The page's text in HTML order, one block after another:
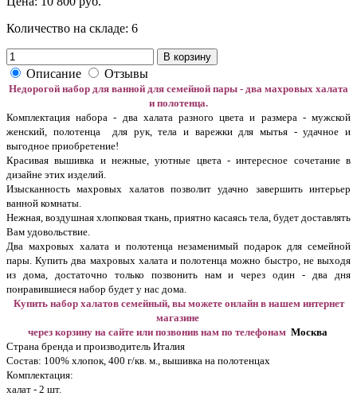
Количество на складе: 6
В корзину
Описание Отзывы
Недорогой набор для ванной для семейной пары - два махровых халата
и полотенца.
Комплектация набора - два халата разного цвета и размера - мужской
женский, полотенца для рук, тела и варежки для мытья - удачное и
выгодное приобретение!
Красивая вышивка и нежные, уютные цвета - интересное сочетание в
дизайне этих изделий.
Изысканность махровых халатов позволит удачно завершить интерьер
ванной комнаты.
Нежная, воздушная хлопковая ткань, приятно касаясь тела, будет доставлять
Вам удовольствие.
Два махровых халата и полотенца незаменимый подарок для семейной
пары. Купить два махровых халата и полотенца можно быстро, не выходя
из дома, достаточно только позвонить нам и через один - два дня
понравившиеся набор будет у нас дома.
Купить набор халатов семейный, вы можете онлайн в нашем интернет
магазине
через корзину на сайте или позвонив нам по телефонам Москва
Страна бренда и производитель Италия
Состав: 100% хлопок, 400 г/кв. м., вышивка на полотенцах
Комплектация:
халат - 2 шт.